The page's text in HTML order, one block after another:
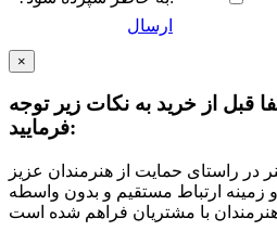
ارسال
×
قبل از خرید به نکات زیر توجه
فرمایید:
در راستای حمایت از هنرمندان عزیز
زمینه ارتباط مستقیم و بدون واسطه